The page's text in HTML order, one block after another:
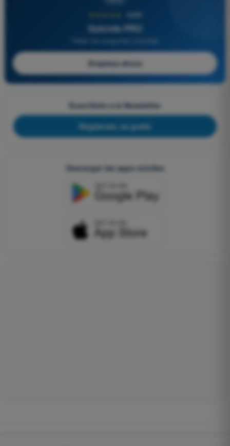
4,6/5
Quizvds PRO
Empieza ahora
Suscríbete a la Newsletter
Regístrate, es gratis
Descargar las apps móviles